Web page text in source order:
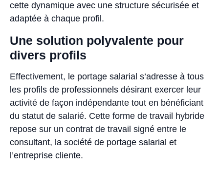
cette dynamique avec une structure sécurisée et
adaptée à chaque profil.
Une solution polyvalente pour
divers profils
Effectivement, le portage salarial s’adresse à tous
les profils de professionnels désirant exercer leur
activité de façon indépendante tout en bénéficiant
du statut de salarié. Cette forme de travail hybride
repose sur un contrat de travail signé entre le
consultant, la société de portage salarial et
l’entreprise cliente.